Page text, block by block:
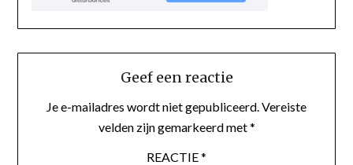
Geef een reactie
Je e-mailadres wordt niet gepubliceerd. Vereiste
velden zijn gemarkeerd met*
REACTIE*